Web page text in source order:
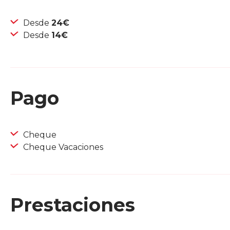
Desde 24€
Desde 14€
Pago
Cheque
Cheque Vacaciones
Prestaciones